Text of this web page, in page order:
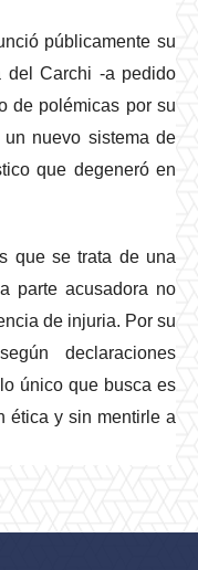
públicamente su
del Carchi -a pedido
de polémicas por su
nuevo sistema de
que degeneró en
que se trata de una
parte acusadora no
de injuria. Por su
declaraciones
único que busca es
ética y sin mentirle a